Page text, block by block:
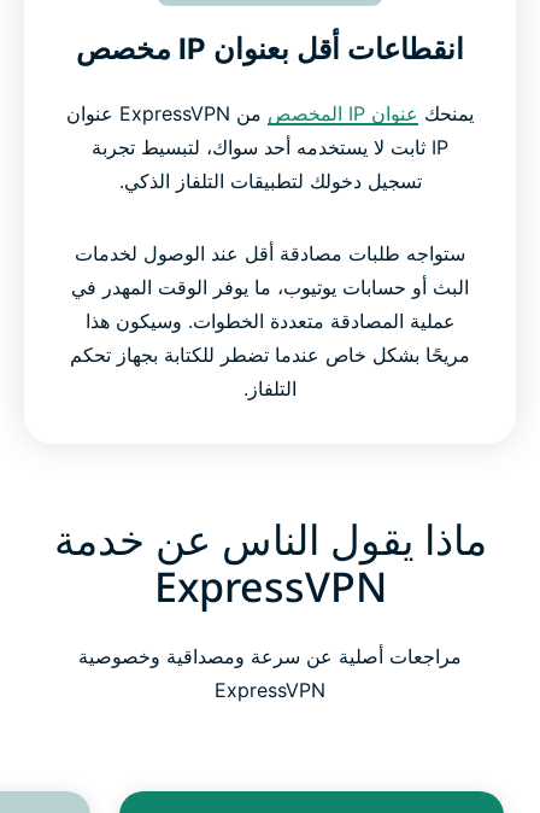
انقطاعات أقل بعنوان IP مخصص
يمنحك عنوان IP المخصص
من ExpressVPN عنوان
IP ثابت لا يستخدمه أحد سواك، لتبسيط تجربة
تسجيل دخولك لتطبيقات التلفاز الذكي.
ستواجه طلبات مصادقة أقل عند الوصول لخدمات
البث أو حسابات يوتيوب، ما يوفر الوقت المهدر في
عملية المصادقة متعددة الخطوات. وسيكون هذا
مريحًا بشكل خاص عندما تضطر للكتابة بجهاز تحكم
التلفاز.
ماذا يقول الناس عن خدمة
ExpressVPN
مراجعات أصلية عن سرعة ومصداقية وخصوصية
ExpressVPN